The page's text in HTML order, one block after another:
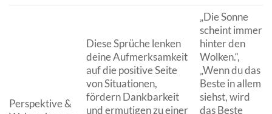
Perspektive &
Diese Sprüche lenken
deine Aufmerksamkeit
auf die positive Seite
von Situationen,
fördern Dankbarkeit
und ermutigen zu einer
„Die Sonne
scheint immer
hinter den
Wolken.“,
„Wenn du das
Beste in allem
siehst, wird
das Beste